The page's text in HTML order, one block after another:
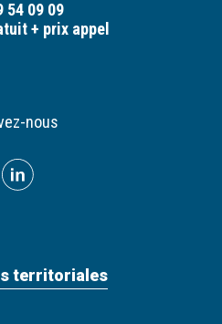
54 09 09
+ prix appel
nous
territoriales